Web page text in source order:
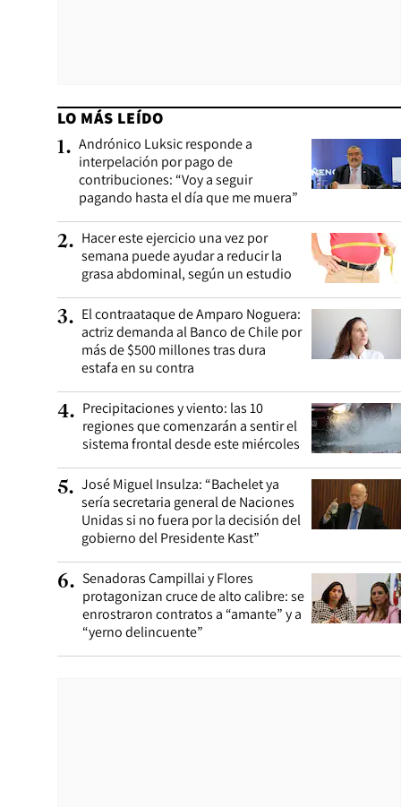
LO MÁS LEÍDO
1. Andrónico Luksic responde a
interpelación por pago de
contribuciones: “Voy a seguir
pagando hasta el día que me muera”
2. Hacer este ejercicio una vez por
semana puede ayudar a reducir la
grasa abdominal, según un estudio
3. El contraataque de Amparo Noguera:
actriz demanda al Banco de Chile por
más de $500 millones tras dura
estafa en su contra
4. Precipitaciones y viento: las 10
regiones que comenzarán a sentir el
sistema frontal desde este miércoles
5. José Miguel Insulza: “Bachelet ya
sería secretaria general de Naciones
Unidas si no fuera por la decisión del
gobierno del Presidente Kast”
6. Senadoras Campillai y Flores
protagonizan cruce de alto calibre: se
enrostraron contratos a “amante” y a
“yerno delincuente”